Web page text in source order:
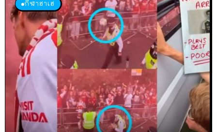
กีฬาฮาเฮ